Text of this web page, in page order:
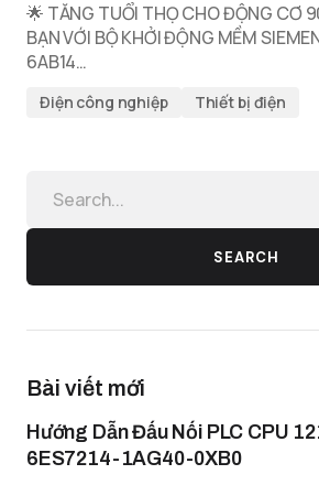
🌟 TĂNG TUỔI THỌ CHO ĐỘNG CƠ
BẠN VỚI BỘ KHỞI ĐỘNG MỀM
6AB14…
Điện công nghiệp Thiết bị điện
SEARCH
Bài viết mới
Hướng Dẫn Đấu Nối PLC CPU
6ES7214-1AG40-0XB0